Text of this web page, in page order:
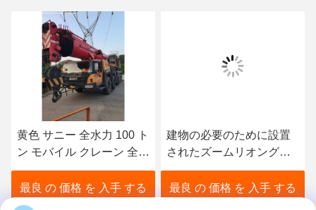
建物の必要のために設置
されたズームリオングリ
ーン全舗装移動クレーン
トラック
最良 の 価格 を 入手 する
80トンのトラッククレー
ン シャニ 重工業 良好な状
態
最良 の 価格 を 入手 する